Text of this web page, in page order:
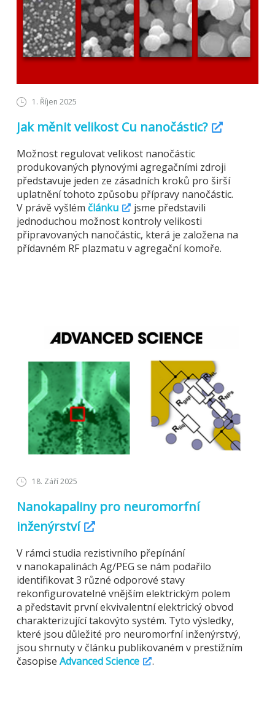
1. Říjen 2025
Jak měnit velikost Cu nanočástic?
Možnost regulovat velikost nanočástic
produkovaných plynovými agregačními zdroji
představuje jeden ze zásadních kroků pro širší
uplatnění tohoto způsobu přípravy nanočástic.
V právě vyšlém článku
jsme představili
jednoduchou možnost kontroly velikosti
připravovaných nanočástic, která je založena na
přídavném RF plazmatu v agregační komoře.
18. Září 2025
Nanokapaliny pro neuromorfní
inženýrství
V rámci studia rezistivního přepínání
v nanokapalinách Ag/PEG se nám podařilo
identifikovat 3 různé odporové stavy
rekonfigurovatelné vnějším elektrickým polem
a představit první ekvivalentní elektrický obvod
charakterizující takovýto systém. Tyto výsledky,
které jsou důležité pro neuromorfní inženýrstvý,
jsou shrnuty v článku publikovaném v prestižním
časopise Advanced Science .